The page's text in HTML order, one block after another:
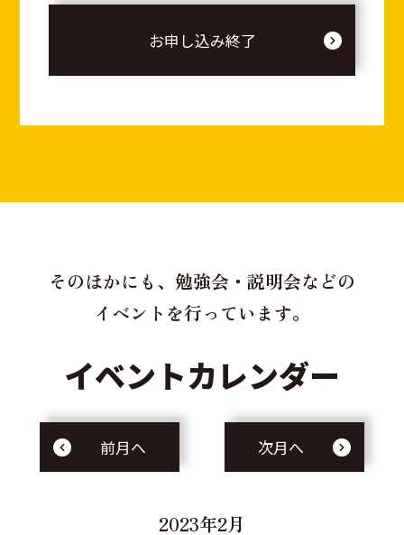
お申し込み終了
そのほかにも、勉強会・説明会などの
イベントを行っています。
イベントカレンダー
前月へ 次月へ
2023年2月